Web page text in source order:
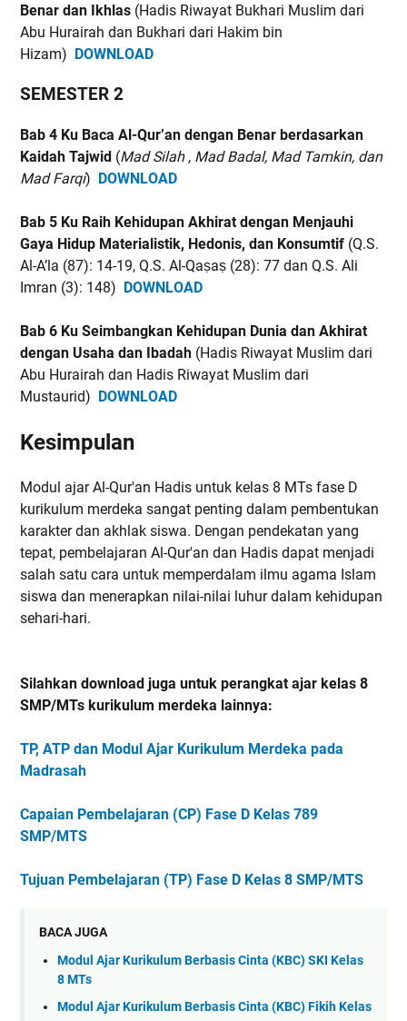
Benar dan Ikhlas (Hadis Riwayat Bukhari Muslim dari
Abu Hurairah dan Bukhari dari Hakim bin
Hizam) DOWNLOAD
SEMESTER 2
Bab 4 Ku Baca Al-Qur’an dengan Benar berdasarkan
Kaidah Tajwid (Mad Silah , Mad Badal, Mad Tamkin, dan
Mad Farqi) DOWNLOAD
Bab 5 Ku Raih Kehidupan Akhirat dengan Menjauhi
Gaya Hidup Materialistik, Hedonis, dan Konsumtif (Q.S.
Al-A’la (87): 14-19, Q.S. Al-Qaṣaṣ (28): 77 dan Q.S. Ali
Imran (3): 148) DOWNLOAD
Bab 6 Ku Seimbangkan Kehidupan Dunia dan Akhirat
dengan Usaha dan Ibadah (Hadis Riwayat Muslim dari
Abu Hurairah dan Hadis Riwayat Muslim dari
Mustaurid) DOWNLOAD
Kesimpulan
Modul ajar Al-Qur'an Hadis untuk kelas 8 MTs fase D
kurikulum merdeka sangat penting dalam pembentukan
karakter dan akhlak siswa. Dengan pendekatan yang
tepat, pembelajaran Al-Qur'an dan Hadis dapat menjadi
salah satu cara untuk memperdalam ilmu agama Islam
siswa dan menerapkan nilai-nilai luhur dalam kehidupan
sehari-hari.
Silahkan download juga untuk perangkat ajar kelas 8
SMP/MTs kurikulum merdeka lainnya:
TP, ATP dan Modul Ajar Kurikulum Merdeka pada
Madrasah
Capaian Pembelajaran (CP) Fase D Kelas 789
SMP/MTS
Tujuan Pembelajaran (TP) Fase D Kelas 8 SMP/MTS
BACA JUGA
Modul Ajar Kurikulum Berbasis Cinta (KBC) SKI Kelas
8 MTs
Modul Ajar Kurikulum Berbasis Cinta (KBC) Fikih Kelas